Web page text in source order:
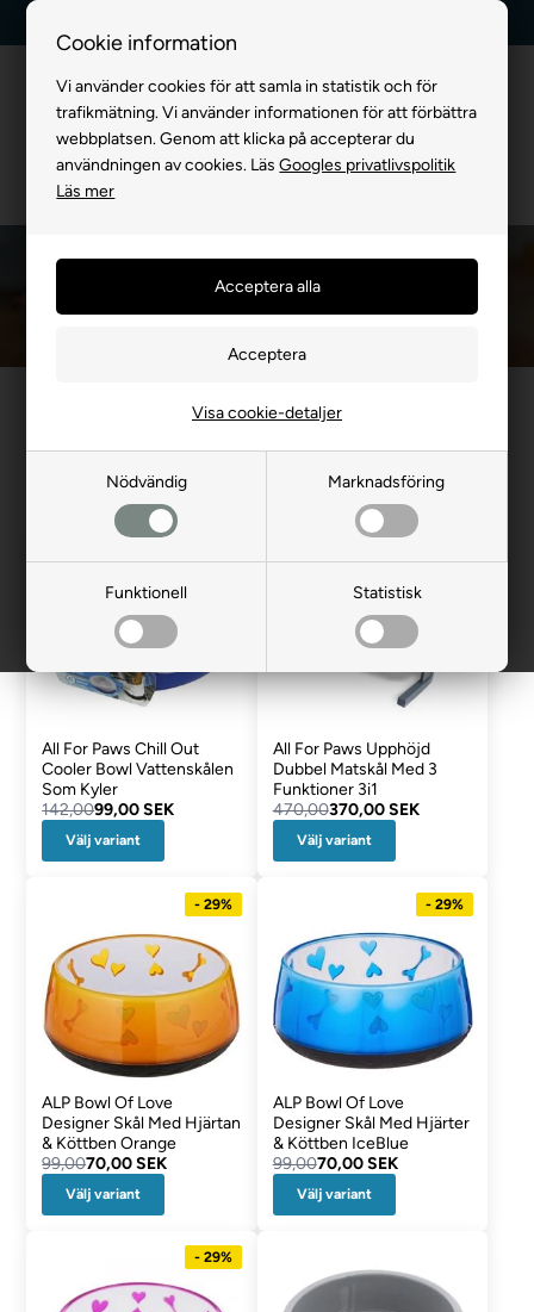
Cookie information
Vi använder cookies för att samla in statistik och för
trafikmätning. Vi använder informationen för att förbättra
webbplatsen. Genom att klicka på accepterar du
användningen av cookies. LäsGoogles privatlivspolitik
Läs mer
Nödvändig Marknadsföring
Funktionell Statistisk
Visa cookie-detaljer
Hundskålar
All For Paws Chill Out
Cooler Bowl Vattenskålen
Som Kyler
142,0099,00 SEK
Välj variant
All For Paws Upphöjd
Dubbel Matskål Med 3
Funktioner 3i1
470,00370,00 SEK
Välj variant
- 29%
ALP Bowl Of Love
Designer Skål Med Hjärtan
& Köttben Orange
99,0070,00 SEK
Välj variant
- 29%
ALP Bowl Of Love
Designer Skål Med Hjärter
& Köttben IceBlue
99,0070,00 SEK
Välj variant
- 29%